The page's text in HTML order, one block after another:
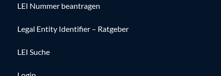
LEI Nummer beantragen
Legal Entity Identifier – Ratgeber
LEI Suche